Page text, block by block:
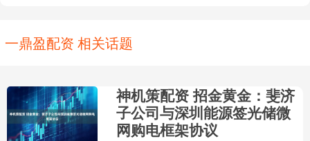
一鼎盈配资 相关话题
神机策配资 招金黄金：斐济
子公司与深圳能源签光储微
网购电框架协议